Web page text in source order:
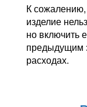
К
изделие
но включить
предыдущим
расходах.